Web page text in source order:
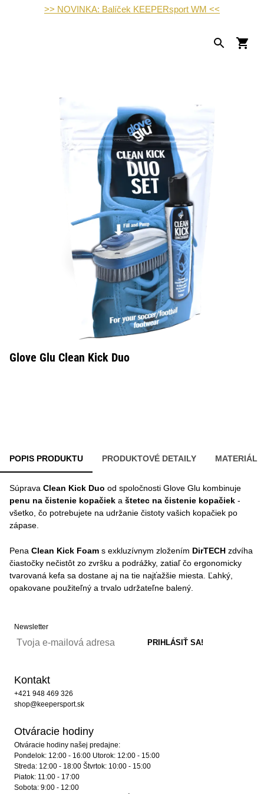
>> NOVINKA: Balíček KEEPERsport WM <<
Glove Glu Clean Kick Duo
POPIS PRODUKTU PRODUKTOVÉ DETAILY MATERIÁL
Súprava Clean Kick Duo od spoločnosti Glove Glu kombinuje
penu na čistenie kopačiek a štetec na čistenie kopačiek -
všetko, čo potrebujete na udržanie čistoty vašich kopačiek po
zápase.
Pena Clean Kick Foam s exkluzívnym zložením DirTECH zdvíha
čiastočky nečistôt zo zvršku a podrážky, zatiaľ čo ergonomicky
tvarovaná kefa sa dostane aj na tie najťažšie miesta. Ľahký,
opakovane použiteľný a trvalo udržateľne balený.
Newsletter
Kontakt
+421 948 469 326
shop@keepersport.sk
Otváracie hodiny
Otváracie hodiny našej predajne:
Pondelok: 12:00 - 16:00 Utorok: 12:00 - 15:00
Streda: 12:00 - 18:00 Štvrtok: 10:00 - 15:00
Piatok: 11:00 - 17:00
Sobota: 9:00 - 12:00